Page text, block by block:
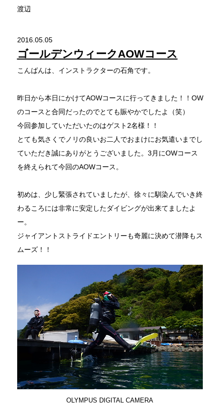
渡辺
2016.05.05
ゴールデンウィークAOWコース
こんばんは、インストラクターの石角です。
昨日から本日にかけてAOWコースに行ってきました！！OW
のコースと合同だったのでとても賑やかでしたよ（笑）
今回参加していただいたのはゲスト2名様！！
とても気さくでノリの良いお二人でおまけにお気遣いまでし
ていただき誠にありがとうございました。3月にOWコース
を終えられて今回のAOWコース。
初めは、少し緊張されていましたが、徐々に馴染んでいき終
わるころには非常に安定したダイビングが出来てましたよ
ー。
ジャイアントストライドエントリーも奇麗に決めて潜降もス
ムーズ！！
OLYMPUS DIGITAL CAMERA